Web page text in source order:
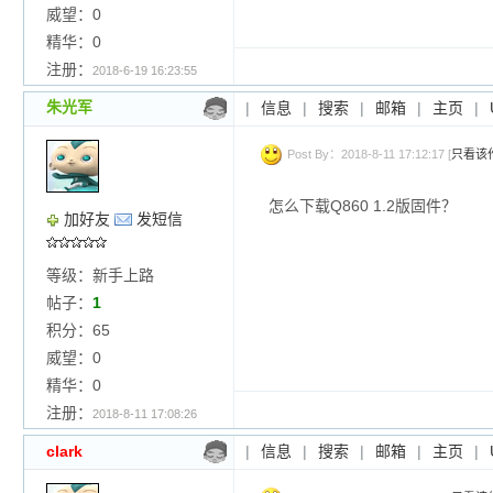
威望：0
精华：0
注册：
2018-6-19 16:23:55
朱光军 | 信息 | 搜索 | 邮箱 | 主页 |
加好友 发短信
等级：新手上路
帖子： 1
积分：65
威望：0
精华：0
注册：
2018-8-11 17:08:26
Post By：2018-8-11 17:12:17 [只看该
怎么下载Q860 1.2版固件？
clark | 信息 | 搜索 | 邮箱 | 主页 |